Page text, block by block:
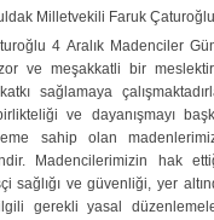
Milletvekili Faruk
4 Aralık Madenciler
ve meşakkatli bir
sağlamaya
ve dayanışmayı
sahip olan
Madencilerimizin hak
sağlığı ve güvenliği, yer
gerekli yasal